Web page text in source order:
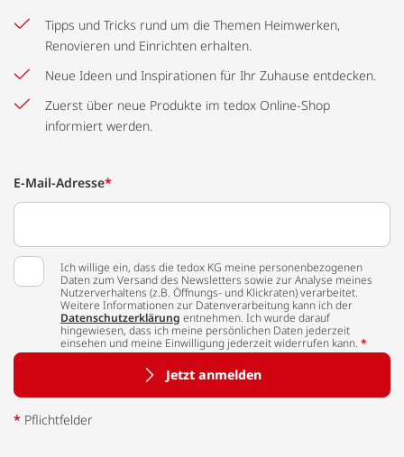
Tipps und Tricks rund um die Themen Heimwerken,
Renovieren und Einrichten erhalten.
Neue Ideen und Inspirationen für Ihr Zuhause entdecken.
Zuerst über neue Produkte im tedox Online-Shop
informiert werden.
E-Mail-Adresse*
Ich willige ein, dass die tedox KG meine personenbezogenen
Daten zum Versand des Newsletters sowie zur Analyse meines
Nutzerverhaltens (z.B. Öffnungs- und Klickraten) verarbeitet.
Weitere Informationen zur Datenverarbeitung kann ich der
Datenschutzerklärung entnehmen. Ich wurde darauf
hingewiesen, dass ich meine persönlichen Daten jederzeit
einsehen und meine Einwilligung jederzeit widerrufen kann. *
Jetzt anmelden
* Pflichtfelder